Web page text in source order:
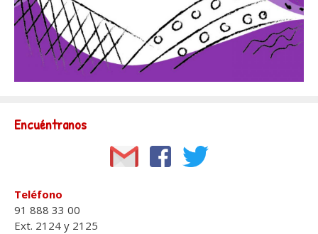
Encuéntranos
Teléfono
91 888 33 00
Ext. 2124 y 2125